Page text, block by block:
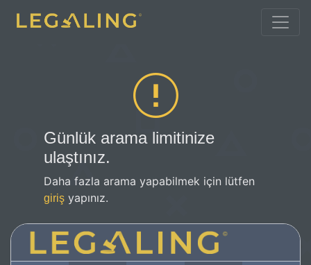
Günlük arama limitinize
ulaştınız.
Daha fazla arama yapabilmek için lütfen
giriş yapınız.